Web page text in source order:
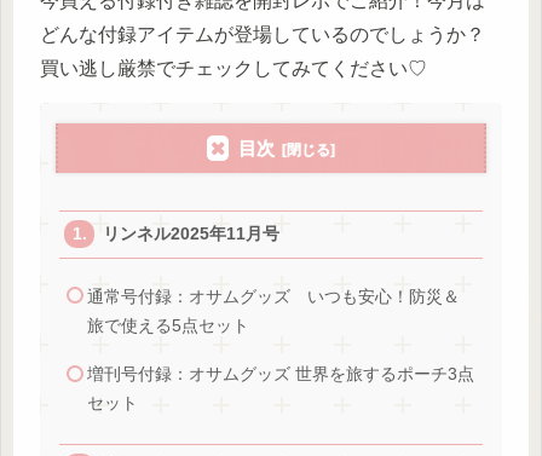
どんな付録アイテムが登場しているのでしょうか？
買い逃し厳禁でチェックしてみてください♡
目次
リンネル2025年11月号
通常号付録：オサムグッズ いつも安心！防災＆
旅で使える5点セット
増刊号付録：オサムグッズ 世界を旅するポーチ3点
セット